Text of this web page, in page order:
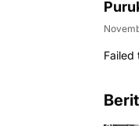
Failed